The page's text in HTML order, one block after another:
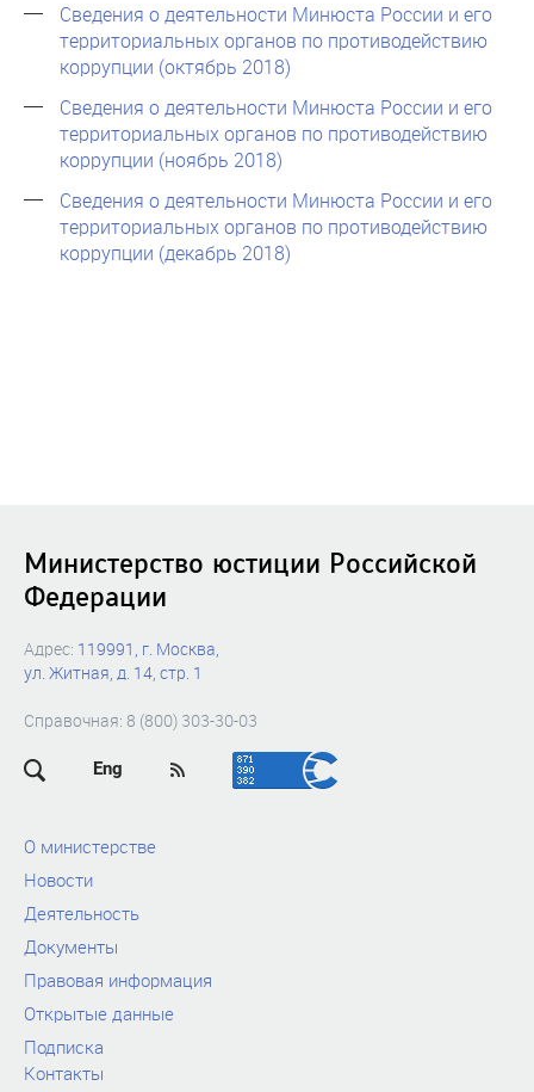
Сведения о деятельности Минюста России и его
территориальных органов по противодействию
коррупции (октябрь 2018)
Сведения о деятельности Минюста России и его
территориальных органов по противодействию
коррупции (ноябрь 2018)
Сведения о деятельности Минюста России и его
территориальных органов по противодействию
коррупции (декабрь 2018)
Министерство юстиции Российской
Федерации
Адрес: 119991, г. Москва,
ул. Житная, д. 14, стр. 1
Справочная: 8 (800) 303-30-03
Eng
О министерстве
Новости
Деятельность
Документы
Правовая информация
Открытые данные
Подписка
Контакты